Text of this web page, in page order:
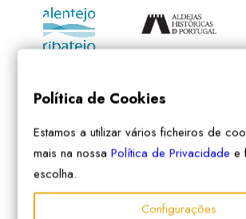
Política de Cookies
Estamos a utilizar vários ficheiros de
mais na nossaPolítica de Privacidade e
escolha.
Configurações